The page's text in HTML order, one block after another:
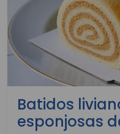
Batidos
esponjosas